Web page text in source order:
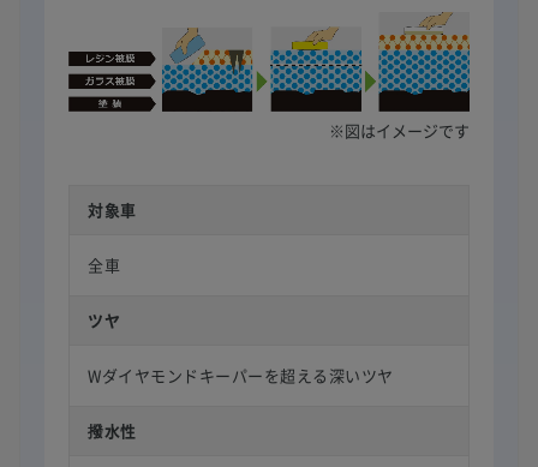
※図はイメージです
対象車
全車
ツヤ
Wダイヤモンドキーパーを超える深いツヤ
撥水性